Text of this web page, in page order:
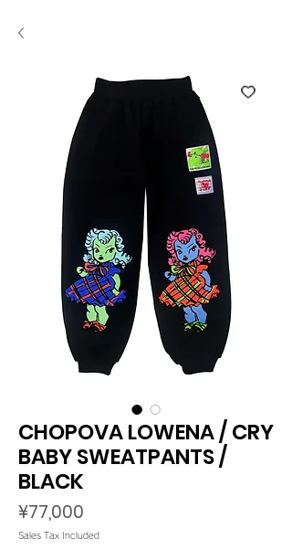
CHOPOVA LOWENA / CRY
BABY SWEATPANTS /
BLACK
¥77,000
Sales Tax Included